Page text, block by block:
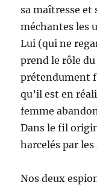
sa maîtresse et
méchantes les
Lui (qui ne
prend le rôle
prétendument
qu’il est en
femme
Dans le fil
harcelés par
Nos deux